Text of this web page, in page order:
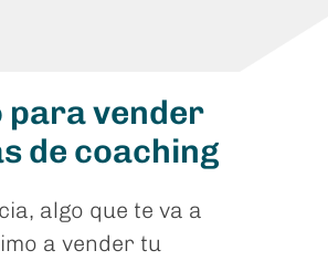
para vender
de coaching
algo que te va a
a vender tu